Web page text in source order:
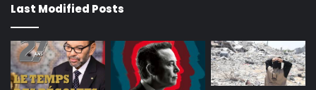
Last Modified Posts